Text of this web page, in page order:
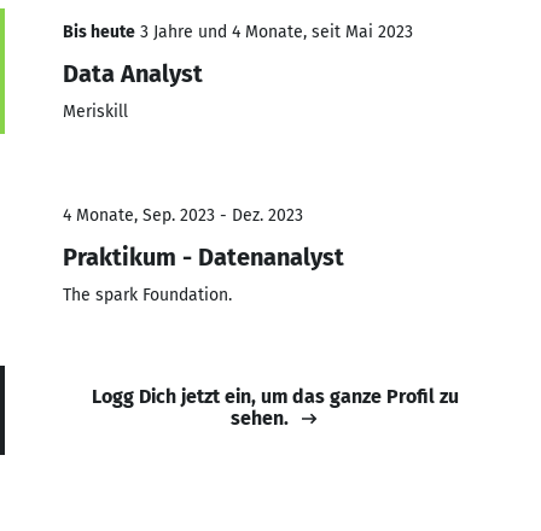
Bis heute 3 Jahre und 4 Monate, seit Mai 2023
Data Analyst
Meriskill
4 Monate, Sep. 2023 - Dez. 2023
Praktikum - Datenanalyst
The spark Foundation.
Logg Dich jetzt ein, um das ganze Profil zu
sehen.